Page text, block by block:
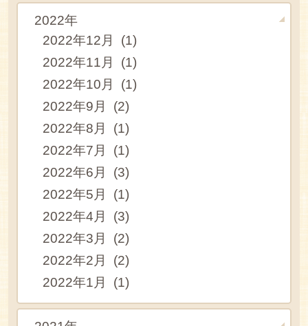
2022年
2022年12月 (1)
2022年11月 (1)
2022年10月 (1)
2022年9月 (2)
2022年8月 (1)
2022年7月 (1)
2022年6月 (3)
2022年5月 (1)
2022年4月 (3)
2022年3月 (2)
2022年2月 (2)
2022年1月 (1)